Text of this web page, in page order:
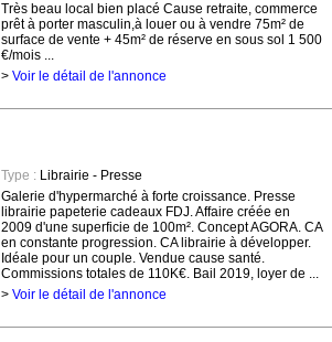
Très beau local bien placé Cause retraite, commerce
prêt à porter masculin,à louer ou à vendre 75m² de
surface de vente + 45m² de réserve en sous sol 1 500
€/mois ...
> Voir le détail de l'annonce
Type :Librairie - Presse
Galerie d'hypermarché à forte croissance. Presse
librairie papeterie cadeaux FDJ. Affaire créée en
2009 d'une superficie de 100m². Concept AGORA. CA
en constante progression. CA librairie à développer.
Idéale pour un couple. Vendue cause santé.
Commissions totales de 110K€. Bail 2019, loyer de ...
> Voir le détail de l'annonce